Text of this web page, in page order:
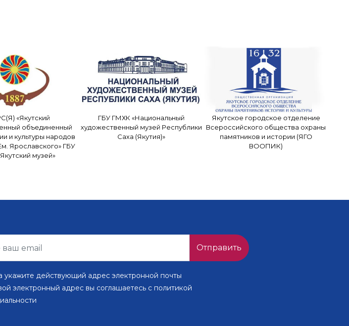
«Якутский
объединенный
и культуры народов
Ярославского» ГБУ
музей»
ГБУ ГМХК «Национальный
художественный музей Республики
Саха (Якутия)»
Якутское городское отделение
Всероссийского общества охраны
памятников и истории (ЯГО
ВООПИК)
Отправить
укажите действующий адрес электронной почты
электронный адрес вы соглашаетесь с политикой